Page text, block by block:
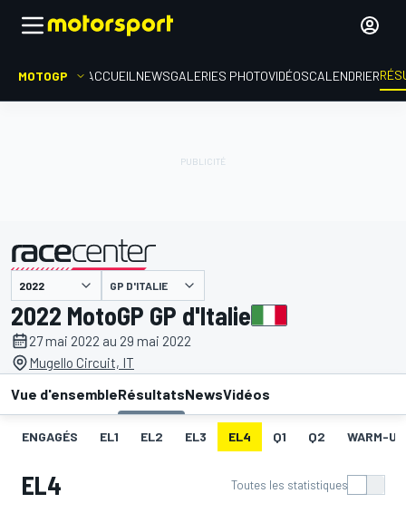
MOTOGP ACCUEIL NEWSGALERIES PHOTOVIDÉOSCALENDRIER
présenté par GP D'ITALIE
2022 MotoGP GP d'Italie
27 mai 2022 au 29 mai 2022
Mugello Circuit, IT
Vue d'ensembleRésultatsNewsVidéos
ENGAGÉS EL1 EL2 EL3 EL4 Q1 Q2 WARM-UP
EL4 Toutes les statistiques